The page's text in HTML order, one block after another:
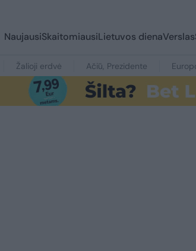
NaujausiSkaitomiausiLietuvos dienaVerslas
Žalioji erdvė Ačiū, Prezidente